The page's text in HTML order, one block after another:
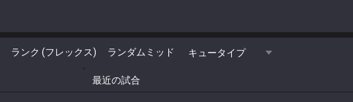
ランク (フレックス) ランダムミッド キュータイプ
最近の試合